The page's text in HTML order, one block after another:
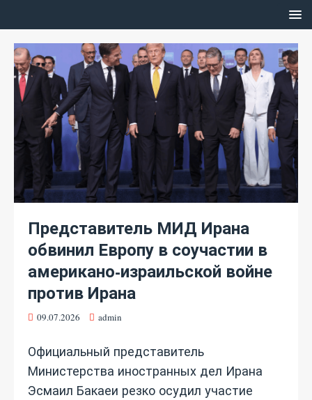
Представитель МИД Ирана
обвинил Европу в соучастии в
американо‑израильской войне
против Ирана
09.07.2026 admin
Официальный представитель
Министерства иностранных дел Ирана
Эсмаил Бакаеи резко осудил участие